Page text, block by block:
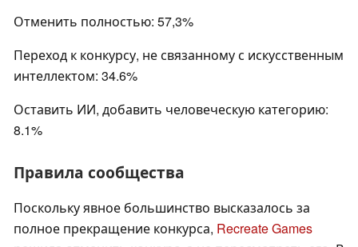
Отменить полностью: 57,3%
Переход к конкурсу, не связанному с искусственным
интеллектом: 34.6%
Оставить ИИ, добавить человеческую категорию:
8.1%
Правила сообщества
Поскольку явное большинство высказалось за
полное прекращение конкурса, Recreate Games